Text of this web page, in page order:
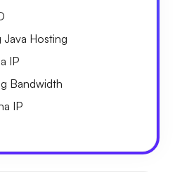
Java Hosting
IP
Bandwidth
IP